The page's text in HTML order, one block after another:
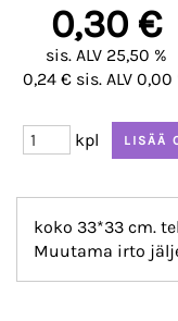
0,30 €
sis. ALV 25,50 %
0,24 € sis. ALV 0,00
kpl
koko 33*33 cm.
Muutama irto